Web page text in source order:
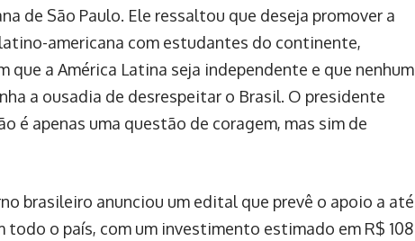
de São Paulo. Ele ressaltou que deseja promover a
americana com estudantes do continente,
que a América Latina seja independente e que nenhum
a ousadia de desrespeitar o Brasil. O presidente
é apenas uma questão de coragem, mas sim de
brasileiro anunciou um edital que prevê o apoio a até
todo o país, com um investimento estimado em R$ 108